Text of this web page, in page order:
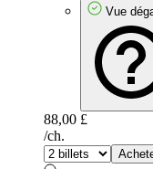
Vue
88,00 £
/ch.